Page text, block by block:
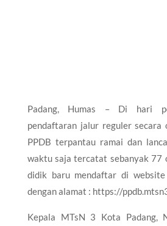
Padang, Humas – Di hari
pendaftaran jalur reguler secara
PPDB terpantau ramai dan
waktu saja tercatat sebanyak 77
didik baru mendaftar di
dengan alamat : https://
Kepala MTsN 3 Kota Padang,